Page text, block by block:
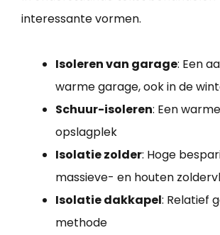
interessante vormen.
Isoleren van garage: Een
warme garage, ook in de
Schuur-isoleren: Een
opslagplek
Isolatie zolder: Hoge
massieve- en houten
Isolatie dakkapel: Relatief
methode